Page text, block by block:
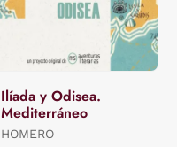
Ilíada y Odisea.
Mediterráneo
HOMERO